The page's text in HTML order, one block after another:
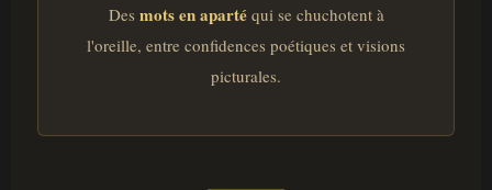
Des mots en apartéqui se chuchotent à
l'oreille, entre confidences poétiques et visions
picturales.